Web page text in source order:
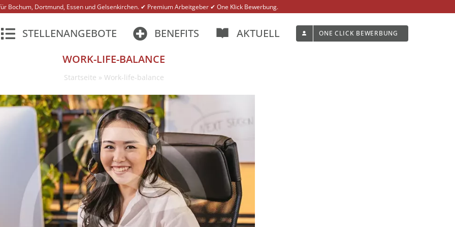
Bochum, Dortmund, Essen und Gelsenkirchen. ✔ Premium Arbeitgeber ✔ One Klick Bewerbung.
STELLENANGEBOTE BENEFITS AKTUELL ONE CLICK BEWERBUNG
WORK-LIFE-BALANCE
Startseite » Work-life-balance